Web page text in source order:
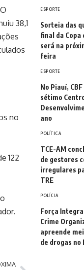
38,1
no
122
ESPORTE
Sorteia das
final da Copa
será na
feira
ESPORTE
No Piauí,
sétimo
ano
POLÍTICA
TCE-AM
de gestores
irregulares
TRE
POLÍCIA
Força
Crime
apreende
de drogas no